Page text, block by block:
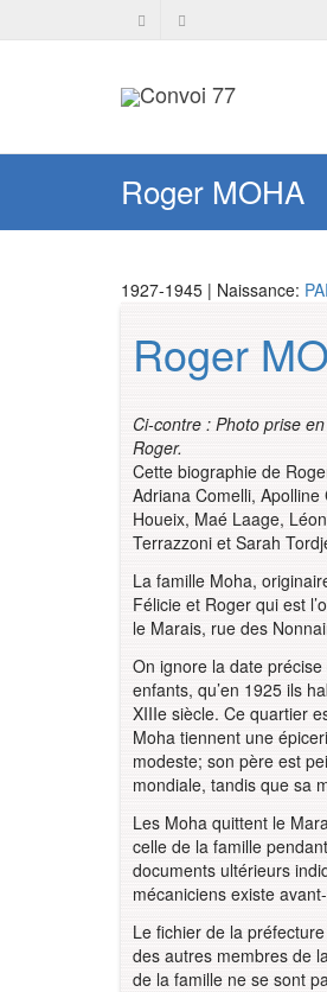
Roger MOHA
1927-1945 | Naissance:
Roger
Ci-contre : Photo prise
Roger.
Cette biographie de
Adriana Comelli,
Houeix, Maé Laage,
Terrazzoni et Sarah
La famille Moha,
Félicie et Roger qui est
le Marais, rue des
On ignore la date
enfants, qu’en 1925 ils
XIIIe siècle. Ce quartier
Moha tiennent une
modeste; son père est
mondiale, tandis que sa
Les Moha quittent le
celle de la famille
documents ultérieurs
mécaniciens existe
Le fichier de la
des autres membres de
de la famille ne se sont